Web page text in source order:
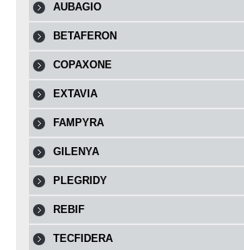
AUBAGIO
BETAFERON
COPAXONE
EXTAVIA
FAMPYRA
GILENYA
PLEGRIDY
REBIF
TECFIDERA